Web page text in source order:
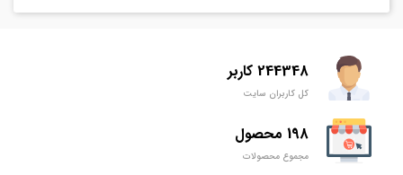
244348 کاربر
کل کاربران سایت
198 محصول
مجموع محصولات